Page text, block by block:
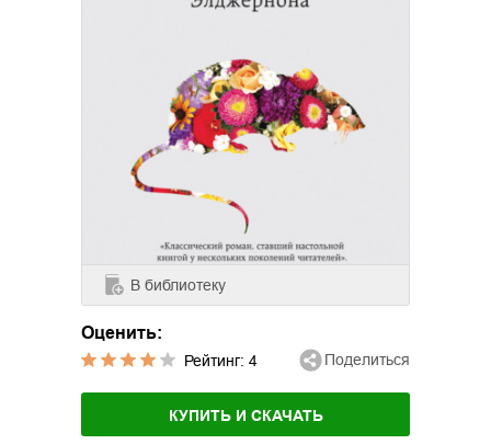
В библиотеку
Оценить:
Рейтинг: 4 Поделиться
КУПИТЬ И СКАЧАТЬ